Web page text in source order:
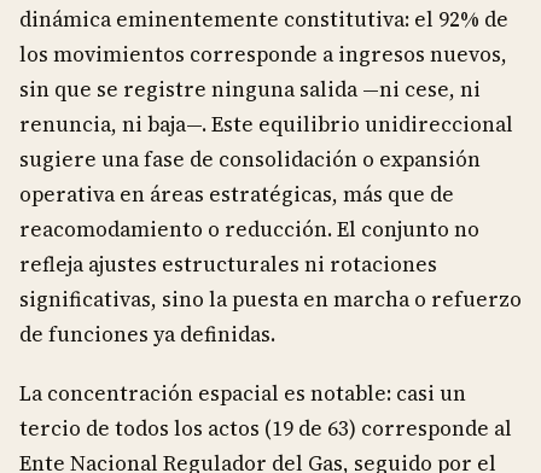
dinámica eminentemente constitutiva: el 92% de
los movimientos corresponde a ingresos nuevos,
sin que se registre ninguna salida —ni cese, ni
renuncia, ni baja—. Este equilibrio unidireccional
sugiere una fase de consolidación o expansión
operativa en áreas estratégicas, más que de
reacomodamiento o reducción. El conjunto no
refleja ajustes estructurales ni rotaciones
significativas, sino la puesta en marcha o refuerzo
de funciones ya definidas.
La concentración espacial es notable: casi un
tercio de todos los actos (19 de 63) corresponde al
Ente Nacional Regulador del Gas, seguido por el